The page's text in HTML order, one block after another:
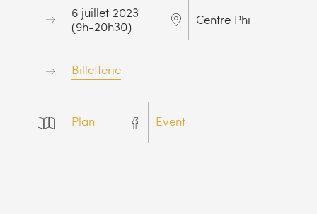
6 juillet 2023
(9h-20h30)
Centre Phi
Billetterie
Plan Event